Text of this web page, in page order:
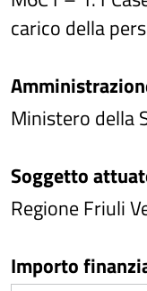
carico della
Ministero della
Soggetto
Regione Friuli
Importo